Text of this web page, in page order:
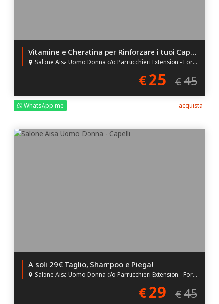
Vitamine e Cheratina per Rinforzare i tuoi Capelli!
Salone Aisa Uomo Donna c/o Parrucchieri Extension - Forlì (FC)
€25 €45
WhatsApp me acquista
A soli 29€ Taglio, Shampoo e Piega!
Salone Aisa Uomo Donna c/o Parrucchieri Extension - Forlì (FC)
€29 €45